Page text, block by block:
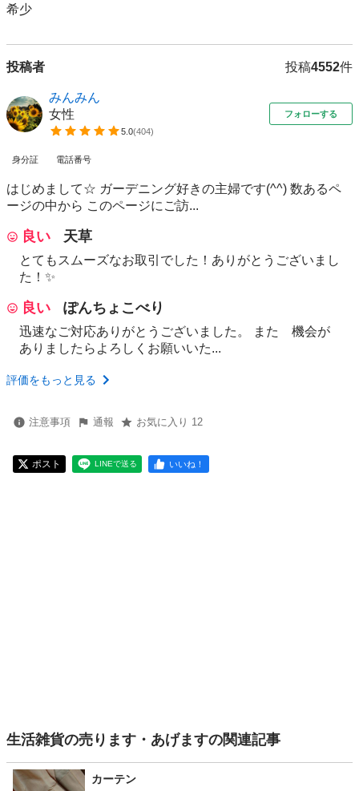
希少
投稿者 投稿4552件
みんみん
女性
5.0(404)
フォローする
身分証 電話番号
はじめまして☆ ガーデニング好きの主婦です(^^) 数あるペ
ージの中から このページにご訪...
良い 天草
とてもスムーズなお取引でした！ありがとうございまし
た！✨
良い ぽんちょこべり
迅速なご対応ありがとうございました。 また 機会が
ありましたらよろしくお願いいた...
評価をもっと見る
注意事項 通報 お気に入り 12
ポスト LINEで送る いいね！
生活雑貨の売ります・あげますの関連記事
カーテン